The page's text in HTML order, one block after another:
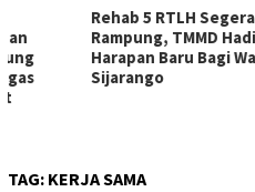
Rehab 5 RTLH Segera
Rampung, TMMD Hadirkan
Harapan Baru Bagi Warga Desa
Sijarango
TAG: KERJA SAMA